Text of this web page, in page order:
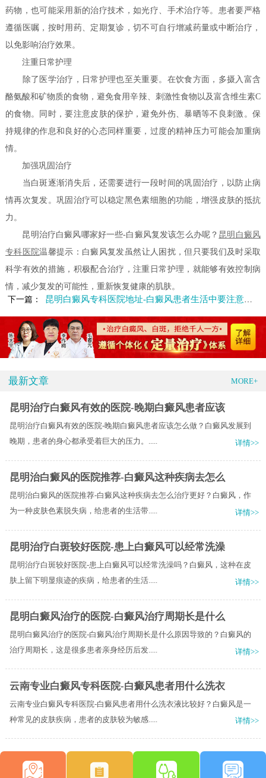
药物，也可能采用新的治疗技术，如光疗、手术治疗等。患者要严格
遵循医嘱，按时用药、定期复诊，切不可自行增减药量或中断治疗，
以免影响治疗效果。
注重日常护理
除了医学治疗，日常护理也至关重要。在饮食方面，多摄入富含
酪氨酸和矿物质的食物，避免食用辛辣、刺激性食物以及富含维生素C
的食物。同时，要注意皮肤的保护，避免外伤、暴晒等不良刺激。保
持规律的作息和良好的心态同样重要，过度的精神压力可能会加重病
情。
加强巩固治疗
当白斑逐渐消失后，还需要进行一段时间的巩固治疗，以防止病
情再次复发。巩固治疗可以稳定黑色素细胞的功能，增强皮肤的抵抗
力。
昆明治疗白癜风哪家好一些-白癜风复发该怎么办呢？ 昆明白癜风
专科医院温馨提示：白癜风复发虽然让人困扰，但只要我们及时采取
科学有效的措施，积极配合治疗，注重日常护理，就能够有效控制病
情，减少复发的可能性，重新恢复健康的肌肤。
下一篇：
昆明白癜风专科医院地址-白癜风患者生活中要注意什么
最新文章 MORE+
昆明治疗白癜风有效的医院-晚期白癜风患者应该
昆明治疗白癜风有效的医院-晚期白癜风患者应该怎么做？白癜风发展到
晚期，患者的身心都承受着巨大的压力。.....
详情>>
昆明治白癜风的医院推荐-白癜风这种疾病去怎么
昆明治白癜风的医院推荐-白癜风这种疾病去怎么治疗更好？白癜风，作
为一种皮肤色素脱失病，给患者的生活带.....
详情>>
昆明治疗白斑较好医院-患上白癜风可以经常洗澡
昆明治疗白斑较好医院-患上白癜风可以经常洗澡吗？白癜风，这种在皮
肤上留下明显痕迹的疾病，给患者的生活.....
详情>>
昆明白癜风治疗的医院-白癜风治疗周期长是什么
昆明白癜风治疗的医院-白癜风治疗周期长是什么原因导致的？白癜风的
治疗周期长，这是很多患者亲身经历后发.....
详情>>
云南专业白癜风专科医院-白癜风患者用什么洗衣
云南专业白癜风专科医院-白癜风患者用什么洗衣液比较好？白癜风是一
种常见的皮肤疾病，患者的皮肤较为敏感.....
详情>>